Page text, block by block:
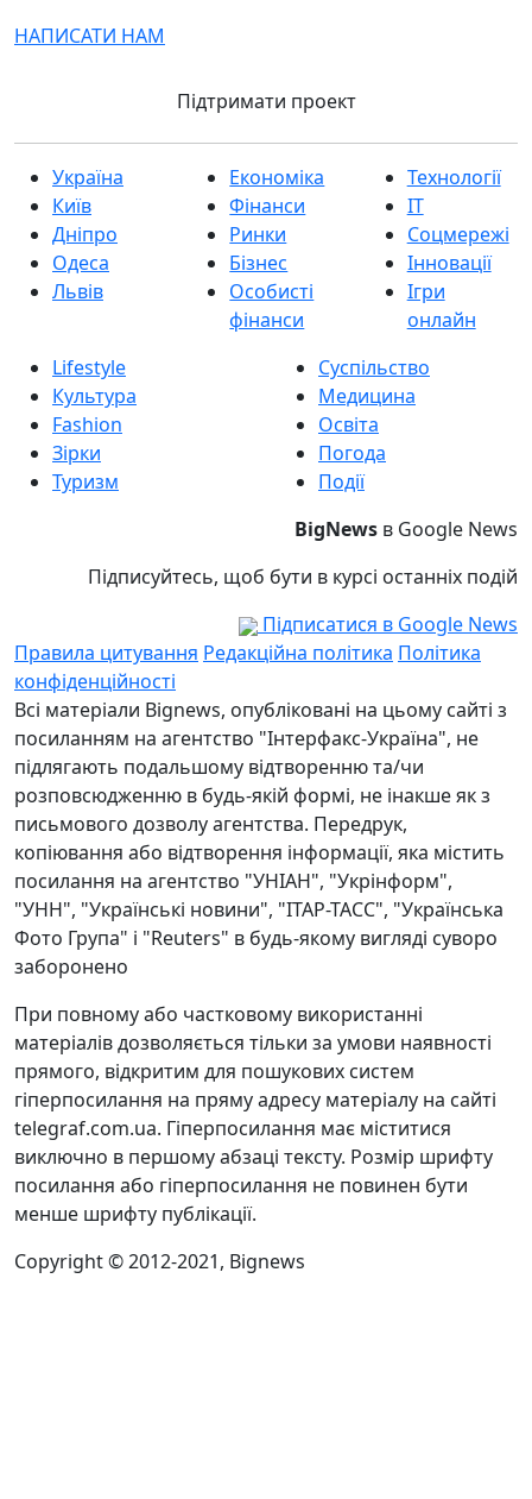
НАПИСАТИ НАМ
Підтримати проект
Україна
Київ
Дніпро
Одеса
Львів
Економіка
Фінанси
Ринки
Бізнес
Особисті
фінанси
Технології
IT
Соцмережі
Інновації
Ігри
онлайн
Lifestyle
Культура
Fashion
Зірки
Туризм
Суспільство
Медицина
Освіта
Погода
Події
BigNews в Google News
Підписуйтесь, щоб бути в курсі останніх подій
Підписатися в Google News
Правила цитування Редакційна політика Політика
конфіденційності
Всі матеріали Bignews, опубліковані на цьому сайті з
посиланням на агентство "Інтерфакс-Україна", не
підлягають подальшому відтворенню та/чи
розповсюдженню в будь-якій формі, не інакше як з
письмового дозволу агентства. Передрук,
копіювання або відтворення інформації, яка містить
посилання на агентство "УНІАН", "Укрінформ",
"УНН", "Українські новини", "ІТАР-ТАСС", "Українська
Фото Група" і "Reuters" в будь-якому вигляді суворо
заборонено
При повному або частковому використанні
матеріалів дозволяється тільки за умови наявності
прямого, відкритим для пошукових систем
гіперпосилання на пряму адресу матеріалу на сайті
telegraf.com.ua. Гіперпосилання має міститися
виключно в першому абзаці тексту. Розмір шрифту
посилання або гіперпосилання не повинен бути
менше шрифту публікації.
Copyright © 2012-2021, Bignews